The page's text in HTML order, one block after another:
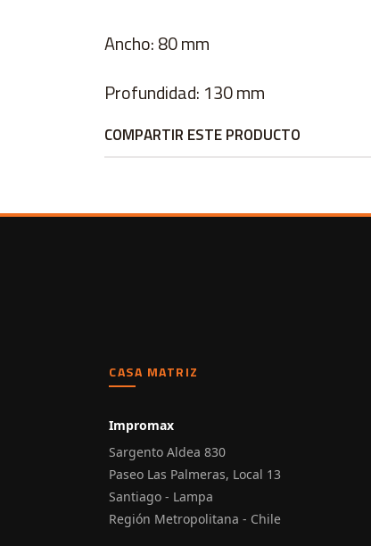
Ancho: 80 mm
Profundidad: 130 mm
COMPARTIR ESTE PRODUCTO
CASA MATRIZ
Impromax
Sargento Aldea 830
Paseo Las Palmeras, Local 13
Santiago - Lampa
Región Metropolitana - Chile